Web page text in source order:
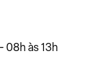
08h às 13h